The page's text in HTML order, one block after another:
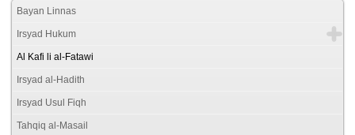
Bayan Linnas
Irsyad Hukum
Al Kafi li al-Fatawi
Irsyad al-Hadith
Irsyad Usul Fiqh
Tahqiq al-Masail